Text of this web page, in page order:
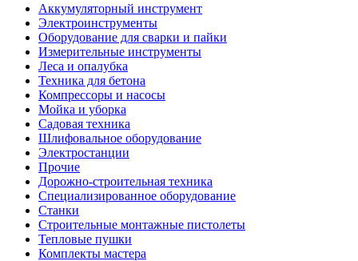
Аккумуляторный инструмент
Электроинструменты
Оборудование для сварки и пайки
Измерительные инструменты
Леса и опалубка
Техника для бетона
Компрессоры и насосы
Мойка и уборка
Садовая техника
Шлифовальное оборудование
Электростанции
Прочие
Дорожно-строительная техника
Специализированное оборудование
Станки
Строительные монтажные пистолеты
Тепловые пушки
Комплекты мастера